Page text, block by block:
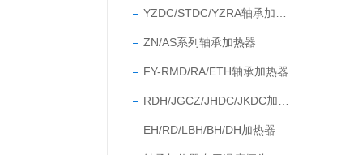
ZN/AS系列轴承加热器
FY-RMD/RA/ETH轴承加热器
EH/RD/LBH/BH/DH加热器